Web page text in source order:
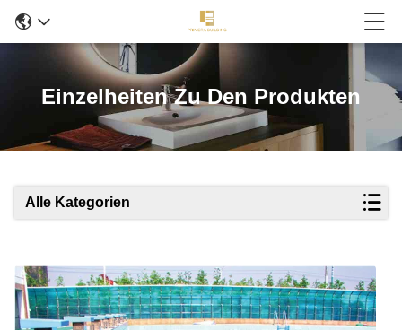
Einzelheiten Zu Den Produkten
Alle Kategorien